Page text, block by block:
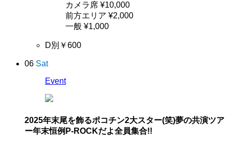
カメラ席 ¥10,000
前方エリア ¥2,000
一般 ¥1,000
D別￥600
06 Sat
Event
2025年末尾を飾るポコチン2大スター(笑)夢の共演ツア
ー年末恒例P-ROCKだよ全員集合!!